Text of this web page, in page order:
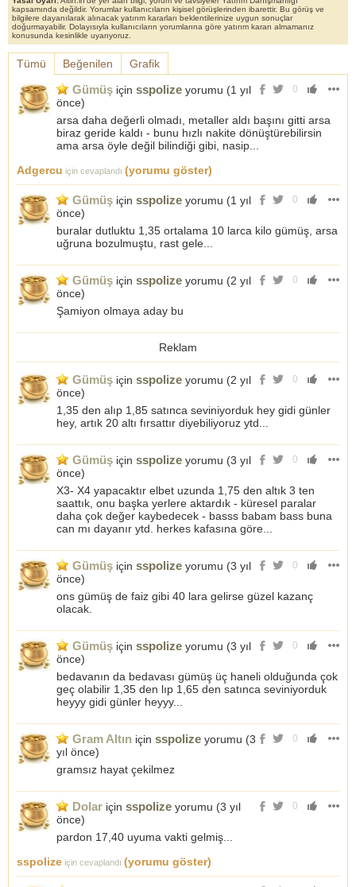
kapsamında değildir. Yorumlar kullanıcıların kişisel görüşlerinden ibarettir. Bu görüş ve
bilgilere dayanılarak alınacak yatırım kararları beklentilerinize uygun sonuçlar
doğurmayabilir. Dolayısıyla kullanıcıların yorumlarına göre yatırım kararı almamanız
konusunda kesinlikle uyarıyoruz.
Tümü Beğenilen Grafik
0
Gümüş için sspolize yorumu (1 yıl
önce)
arsa daha değerli olmadı, metaller aldı başını gitti arsa
biraz geride kaldı - bunu hızlı nakite dönüştürebilirsin
ama arsa öyle değil bilindiği gibi, nasip...
Adgercu için cevaplandı (yorumu göster)
0
Gümüş için sspolize yorumu (1 yıl
önce)
buralar dutluktu 1,35 ortalama 10 larca kilo gümüş, arsa
uğruna bozulmuştu, rast gele...
0
Gümüş için sspolize yorumu (2 yıl
önce)
Şamiyon olmaya aday bu
Reklam
0
Gümüş için sspolize yorumu (2 yıl
önce)
1,35 den alıp 1,85 satınca seviniyorduk hey gidi günler
hey, artık 20 altı fırsattır diyebiliyoruz ytd...
0
Gümüş için sspolize yorumu (3 yıl
önce)
X3- X4 yapacaktır elbet uzunda 1,75 den altık 3 ten
saattık, onu başka yerlere aktardık - küresel paralar
daha çok değer kaybedecek - basss babam bass buna
can mı dayanır ytd. herkes kafasına göre...
0
Gümüş için sspolize yorumu (3 yıl
önce)
ons gümüş de faiz gibi 40 lara gelirse güzel kazanç
olacak.
0
Gümüş için sspolize yorumu (3 yıl
önce)
bedavanın da bedavası gümüş üç haneli olduğunda çok
geç olabilir 1,35 den lıp 1,65 den satınca seviniyorduk
heyyy gidi günler heyyy...
0
Gram Altın için sspolize yorumu (3
yıl önce)
gramsız hayat çekilmez
0
Dolar için sspolize yorumu (3 yıl
önce)
pardon 17,40 uyuma vakti gelmiş...
sspolize için cevaplandı (yorumu göster)